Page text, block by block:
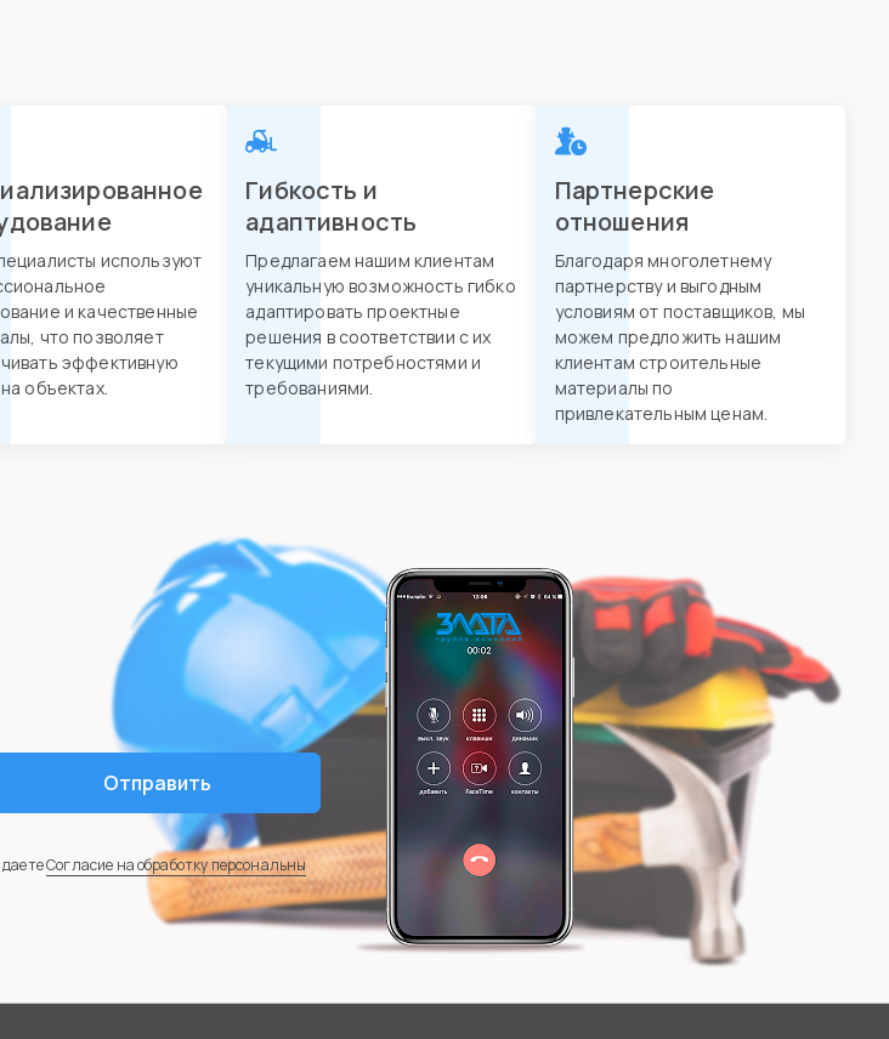
используют
и качественные
что позволяет
эффективную
объектах.
Гибкость и
адаптивность
Предлагаем нашим клиентам
уникальную возможность гибко
адаптировать проектные
решения в соответствии с их
текущими потребностями и
требованиями.
Партнерские
отношения
Благодаря многолетнему
партнерству и выгодным
условиям от поставщиков, мы
можем предложить нашим
клиентам строительные
материалы по
привлекательным ценам.
Отправить
даетеСогласие на обработку персональны